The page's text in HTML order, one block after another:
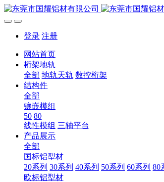
登录 注册
网站首页
桁架地轨
全部 地轨天轨 数控桁架
结构件
全部
镶嵌模组
50 80
线性模组 三轴平台
产品展示
全部
国标铝型材
20系列 30系列 40系列 50系列 60系列 80
欧标铝型材